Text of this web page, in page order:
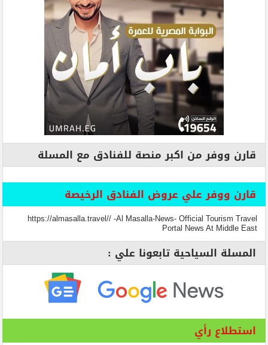
قارن ووفر من اكبر منصة للفنادق مع المسلة
قارن ووفر علي عروض الفنادق الرخيصة
https://almasalla.travel// -Al Masalla-News- Official Tourism Travel
Portal News At Middle East
المسلة السياحية تابعونا علي :
استطلاع رأي